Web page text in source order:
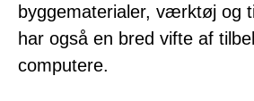
byggematerialer, værktøj og
har også en bred vifte af
computere.